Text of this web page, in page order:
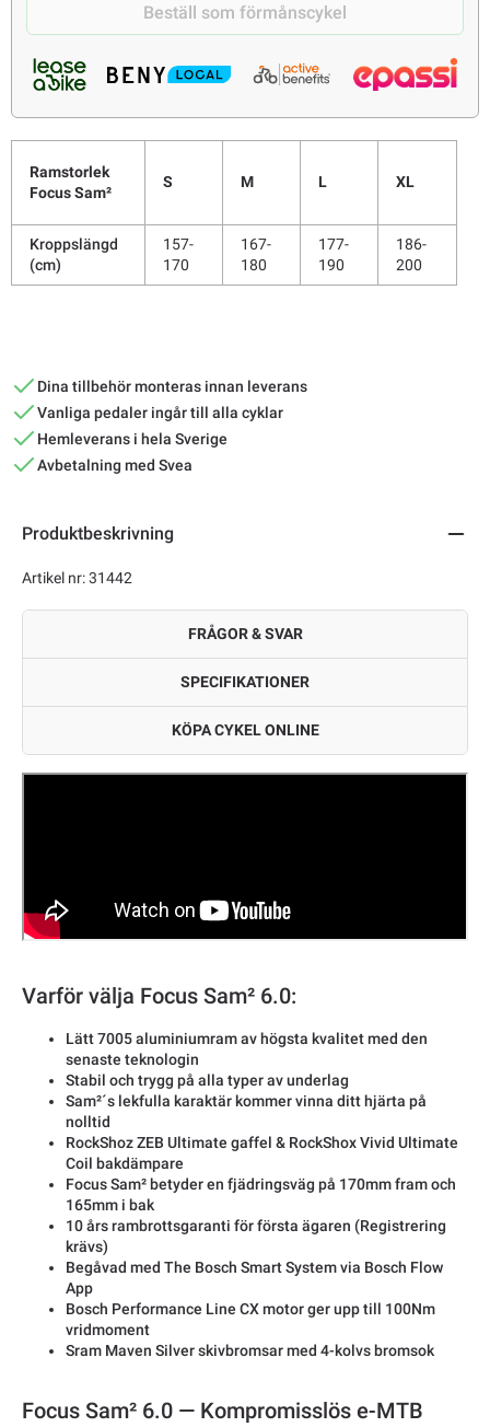
Beställ som förmånscykel
Ramstorlek
Focus Sam²
S M L XL
Kroppslängd
(cm)
157-
170
167-
180
177-
190
186-
200
Dina tillbehör monteras innan leverans
Vanliga pedaler ingår till alla cyklar
Hemleverans i hela Sverige
Avbetalning med Svea
Produktbeskrivning
Artikel nr: 31442
FRÅGOR & SVAR
SPECIFIKATIONER
KÖPA CYKEL ONLINE
Varför välja Focus Sam² 6.0:
Lätt 7005 aluminiumram av högsta kvalitet med den
senaste teknologin
Stabil och trygg på alla typer av underlag
Sam²´s lekfulla karaktär kommer vinna ditt hjärta på
nolltid
RockShoz ZEB Ultimate gaffel & RockShox Vivid Ultimate
Coil bakdämpare
Focus Sam² betyder en fjädringsväg på 170mm fram och
165mm i bak
10 års rambrottsgaranti för första ägaren (Registrering
krävs)
Begåvad med The Bosch Smart System via Bosch Flow
App
Bosch Performance Line CX motor ger upp till 100Nm
vridmoment
Sram Maven Silver skivbromsar med 4-kolvs bromsok
Focus Sam² 6.0 — Kompromisslös e-MTB